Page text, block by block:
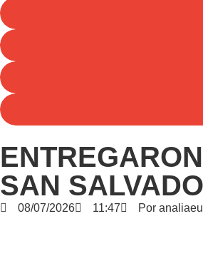
SAN
08/07/2026 11:47 Por